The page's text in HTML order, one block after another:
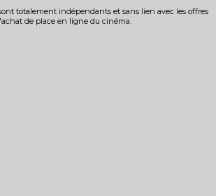
totalement indépendants et sans lien avec les offres
de place en ligne du cinéma.